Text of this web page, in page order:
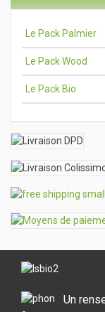
Le Pack Palmier
Le Pack Wood
Le Pack Bio
Un